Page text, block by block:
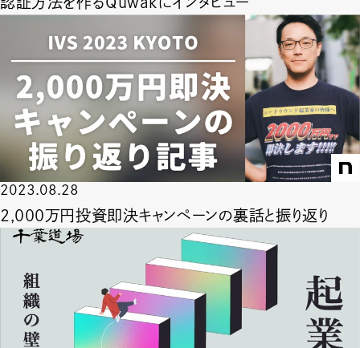
2023.08.28
2,000万円投資即決キャンペーンの裏話と振り返り